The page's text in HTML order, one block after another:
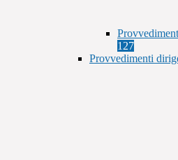
127
Provvedimenti